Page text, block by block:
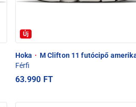
Új
Hoka · M Clifton 11 futócipő
Férfi
63.990 FT